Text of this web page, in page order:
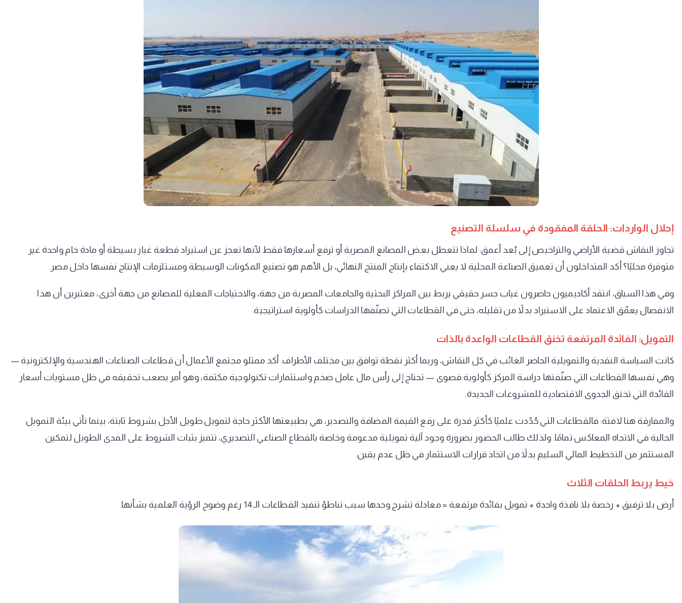
إحلال الواردات: الحلقة المفقودة في سلسلة التصنيع
تجاوز النقاش قضية الأراضي والتراخيص إلى بُعد أعمق: لماذا تتعطل بعض المصانع المصرية أو ترفع أسعارها فقط لأنها تعجز عن استيراد قطعة غيار بسيطة أو مادة خام واحدة غير
متوفرة محليًا؟ أكد المتداخلون أن تعميق الصناعة المحلية لا يعني الاكتفاء بإنتاج المنتج النهائي، بل الأهم هو تصنيع المكونات الوسيطة ومستلزمات الإنتاج نفسها داخل مصر.
وفي هذا السياق، انتقد أكاديميون حاضرون غياب جسر حقيقي يربط بين المراكز البحثية والجامعات المصرية من جهة، والاحتياجات الفعلية للمصانع من جهة أخرى، معتبرين أن هذا
الانفصال يعمّق الاعتماد على الاستيراد بدلاً من تقليله، حتى في القطاعات التي تصنّفها الدراسات كأولوية استراتيجية.
التمويل: الفائدة المرتفعة تخنق القطاعات الواعدة بالذات
كانت السياسة النقدية والتمويلية الحاضر الغائب في كل النقاش، وربما أكثر نقطة توافق بين مختلف الأطراف. أكد ممثلو مجتمع الأعمال أن قطاعات الصناعات الهندسية والإلكترونية —
وهي نفسها القطاعات التي صنّفتها دراسة المركز كأولوية قصوى — تحتاج إلى رأس مال عامل ضخم واستثمارات تكنولوجية مكثفة، وهو أمر يصعب تحقيقه في ظل مستويات أسعار
الفائدة التي تخنق الجدوى الاقتصادية للمشروعات الجديدة.
والمفارقة هنا لافتة: فالقطاعات التي حُدّدت علميًا كأكثر قدرة على رفع القيمة المضافة والتصدير، هي بطبيعتها الأكثر حاجة لتمويل طويل الأجل بشروط ثابتة، بينما تأتي بيئة التمويل
الحالية في الاتجاه المعاكس تمامًا. ولذلك طالب الحضور بضرورة وجود آلية تمويلية مدعومة وخاصة بالقطاع الصناعي التصديري، تتميز بثبات الشروط على المدى الطويل لتمكين
المستثمر من التخطيط المالي السليم بدلاً من اتخاذ قرارات الاستثمار في ظل عدم يقين.
خيط يربط الحلقات الثلاث
أرض بلا ترفيق + رخصة بلا نافذة واحدة + تمويل بفائدة مرتفعة = معادلة تشرح وحدها سبب تباطؤ تنفيذ القطاعات الـ14 رغم وضوح الرؤية العلمية بشأنها.